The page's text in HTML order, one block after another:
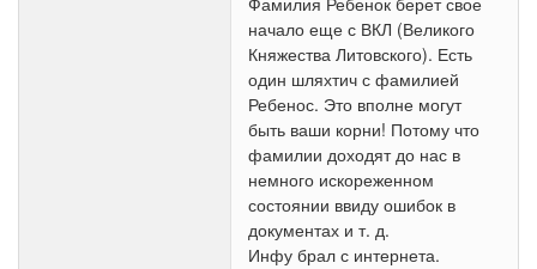
начало еще с ВКЛ (Великого
Княжества Литовского). Есть
один шляхтич с фамилией
Ребенос. Это вполне могут
быть ваши корни! Потому что
фамилии доходят до нас в
немного искореженном
состоянии ввиду ошибок в
документах и т. д.
Инфу брал с интернета.